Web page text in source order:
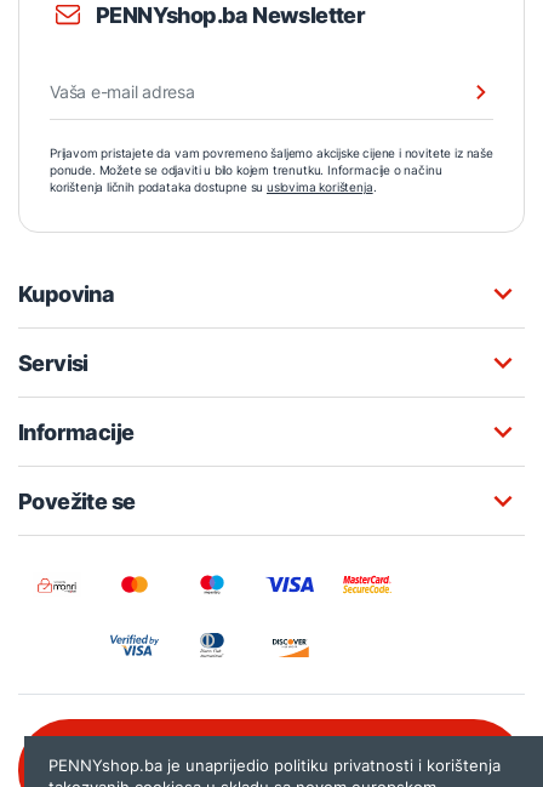
PENNYshop.ba Newsletter
Prijavom pristajete da vam povremeno šaljemo akcijske cijene i novitete iz naše
ponude. Možete se odjaviti u bilo kojem trenutku. Informacije o načinu
korištenja ličnih podataka dostupne su uslovima korištenja.
Kupovina
Servisi
Informacije
Povežite se
PENNYshop.ba je unaprijedio politiku privatnosti i korištenja